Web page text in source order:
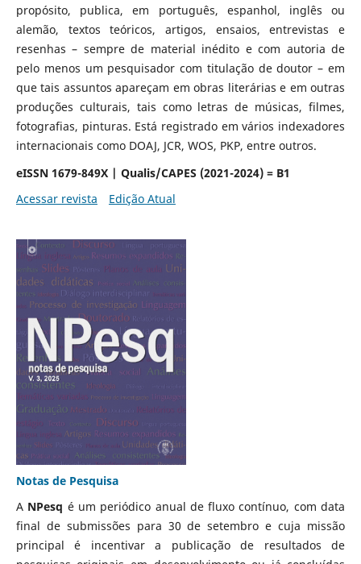
propósito, publica, em português, espanhol, inglês ou
alemão, textos teóricos, artigos, ensaios, entrevistas e
resenhas – sempre de material inédito e com autoria de
pelo menos um pesquisador com titulação de doutor – em
que tais assuntos apareçam em obras literárias e em outras
produções culturais, tais como letras de músicas, filmes,
fotografias, pinturas. Está registrado em vários indexadores
internacionais como DOAJ, JCR, WOS, PKP, entre outros.
eISSN 1679-849X | Qualis/CAPES (2021-2024) = B1
Acessar revista
Edição Atual
Notas de Pesquisa
A NPesq é um periódico anual de fluxo contínuo, com data
final de submissões para 30 de setembro e cuja missão
principal é incentivar a publicação de resultados de